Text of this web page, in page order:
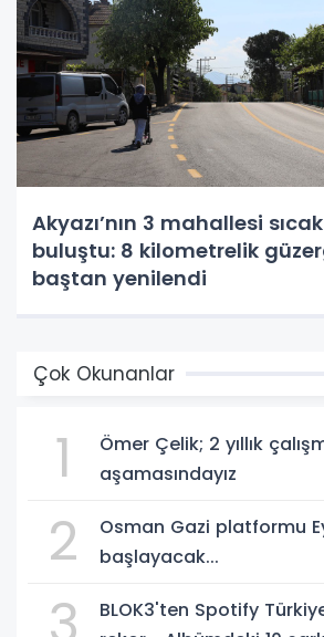
Akyazı’nın 3 mahallesi
buluştu: 8 kilometrelik
baştan yenilendi
Çok Okunanlar
1
Ömer Çelik; 2 yıllık
aşamasındayız
2
Osman Gazi platformu
başlayacak...
BLOK3'ten Spotify